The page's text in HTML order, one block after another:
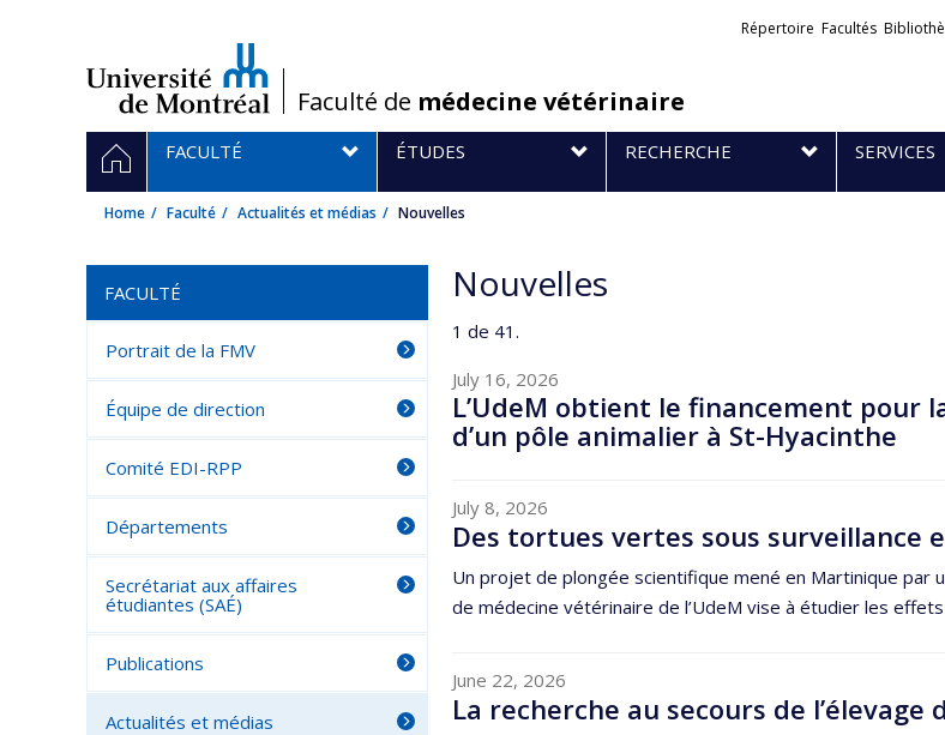
/Faculté de médecine vétérinaire
Liens
Répertoire Facultés
Navigation
principale
HOMEFACULTÉ ÉTUDES RECHERCHE SERVICES
Home Faculté Actualités et médias Nouvelles
Nouvelles
1 de 41.
July 16, 2026
L’UdeM obtient le financement pour
d’un pôle animalier à St-Hyacinthe
July 8, 2026
Des tortues vertes sous surveillance
Un projet de plongée scientifique mené en Martinique par
de médecine vétérinaire de l’UdeM vise à étudier les effets
June 22, 2026
La recherche au secours de l’élevage
FACULTÉ
Portrait de la FMV
Équipe de direction
Comité EDI-RPP
Départements
Secrétariat aux affaires
étudiantes (SAÉ)
Publications
Actualités et médias